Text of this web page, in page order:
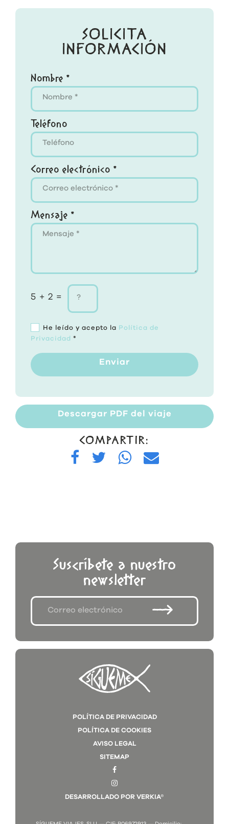
SOLICITA
INFORMACIÓN
Nombre *
Teléfono
Correo electrónico *
Mensaje *
5 + 2 =
He leído y acepto la Política de
Privacidad *
Enviar
Descargar PDF del viaje
COMPARTIR:
Suscríbete a nuestro
newsletter
POLÍTICA DE PRIVACIDAD
POLÍTICA DE COOKIES
AVISO LEGAL
SITEMAP
DESARROLLADO POR VERKIA®